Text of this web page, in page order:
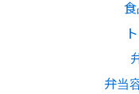
食
弁当